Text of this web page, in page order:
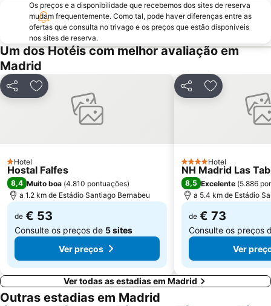
Calle Serrano
Casino Gran Vía
Praça da Espanha
San Blas
Praça de touros das Ventas
Ibiza
Atocha Metro Station
Carabanchel
Malasaña
Gran Vía Metro Station
Tetuán
Praça da Cibeles
Centro Comercial Gran Vía de Hortaleza
Santiago Bernabéu Metro Station
Os preços e a disponibilidade que recebemos dos sites de reserva
mudam frequentemente. Como tal, pode haver diferenças entre as
ofertas que consulta no trivago e os preços que estão disponíveis
nos sites de reserva.
Um dos Hotéis com melhor avaliação em
Madrid
PartilharAdicionar aos favoritos
1 Estrelas
Hotel
Hostal Falfes
8,4 Muito boa (4.810 pontuações)
a 1.2 km de Estádio Santiago Bernabeu
de € 53
Consulte os preços de 5 sites
Ver preços
PartilharAdicionar
4 Estrelas
Hotel
NH Madrid Las
8,5 Excelente (5.886
a 5.4 km de Estádio
de € 73
Consulte os preços
Ver
Ver todas as estadias em Madrid
Outras estadias em Madrid